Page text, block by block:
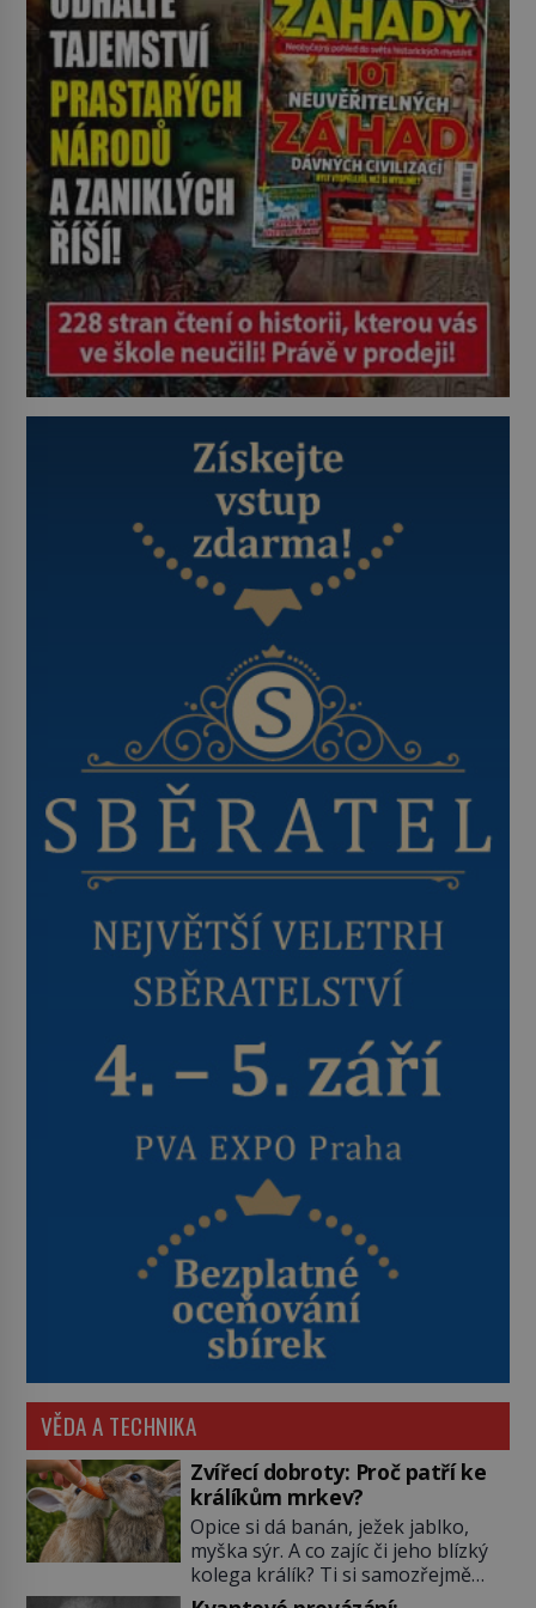
byl jen životem unavený a drogou
ovládaný muž? Marcus Aurelius byl
zastáncem stoicismu, učení, […]
VĚDA A TECHNIKA
Zvířecí dobroty: Proč patří ke
králíkům mrkev?
Opice si dá banán, ježek jablko,
myška sýr. A co zajíc či jeho blízký
kolega králík? Ti si samozřejmě
pochutnají na mrkvi! Proč jsou